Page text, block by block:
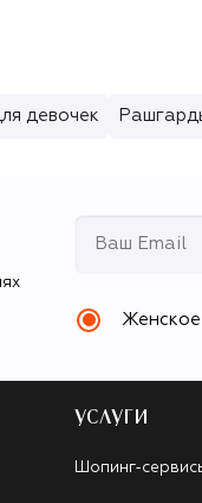
девочек
Женское
УСЛУГИ
Шопинг-